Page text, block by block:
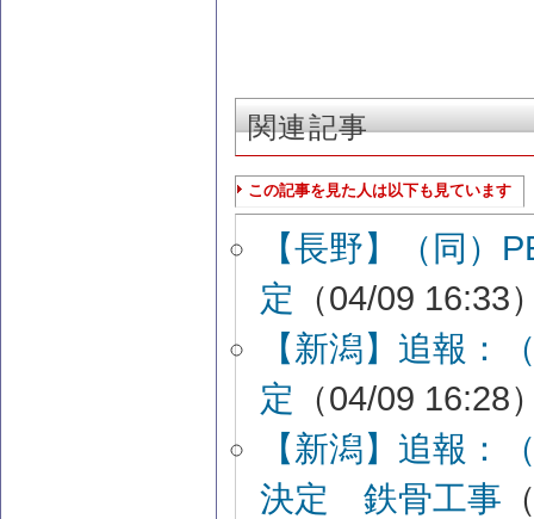
関連記事
この記事を見た人は以下も見ています
【長野】（同）
定 （04/09 16:33
【新潟】追報：
定 （04/09 16:28
【新潟】追報：
決定 鉄骨工事